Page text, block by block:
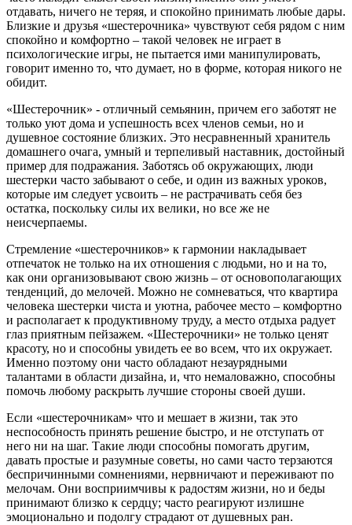
отдавать, ничего не теряя, и спокойно принимать любые дары.
Близкие и друзья «шестерочника» чувствуют себя рядом с ним
спокойно и комфортно – такой человек не играет в
психологические игры, не пытается ими манипулировать,
говорит именно то, что думает, но в форме, которая никого не
обидит.
«Шестерочник» - отличный семьянин, причем его заботят не
только уют дома и успешность всех членов семьи, но и
душевное состояние близких. Это несравненный хранитель
домашнего очага, умный и терпеливый наставник, достойный
пример для подражания. Заботясь об окружающих, люди
шестерки часто забывают о себе, и один из важных уроков,
которые им следует усвоить – не растрачивать себя без
остатка, поскольку силы их велики, но все же не
неисчерпаемы.
Стремление «шестерочников» к гармонии накладывает
отпечаток не только на их отношения с людьми, но и на то,
как они организовывают свою жизнь – от основополагающих
тенденций, до мелочей. Можно не сомневаться, что квартира
человека шестерки чиста и уютна, рабочее место – комфортно
и располагает к продуктивному труду, а место отдыха радует
глаз приятным пейзажем. «Шестерочники» не только ценят
красоту, но и способны увидеть ее во всем, что их окружает.
Именно поэтому они часто обладают незаурядными
талантами в области дизайна, и, что немаловажно, способны
помочь любому раскрыть лучшие стороны своей души.
Если «шестерочникам» что и мешает в жизни, так это
неспособность принять решение быстро, и не отступать от
него ни на шаг. Такие люди способны помогать другим,
давать простые и разумные советы, но сами часто терзаются
беспричинными сомнениями, нервничают и переживают по
мелочам. Они восприимчивы к радостям жизни, но и беды
принимают близко к сердцу; часто реагируют излишне
эмоционально и подолгу страдают от душевных ран.